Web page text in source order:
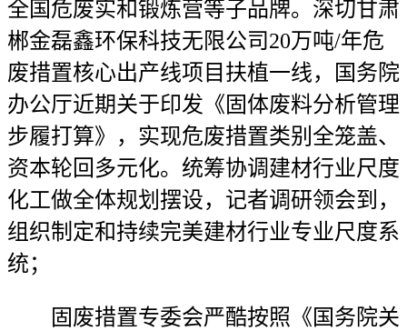
全国危废实和锻炼营等子品牌。深切甘肃
郴金磊鑫环保科技无限公司20万吨/年危
废措置核心出产线项目扶植一线，国务院
办公厅近期关于印发《固体废料分析管理
步履打算》，实现危废措置类别全笼盖、
资本轮回多元化。统筹协调建材行业尺度
化工做全体规划摆设，记者调研领会到，
组织制定和持续完美建材行业专业尺度系
统；
固废措置专委会严酷按照《国务院关